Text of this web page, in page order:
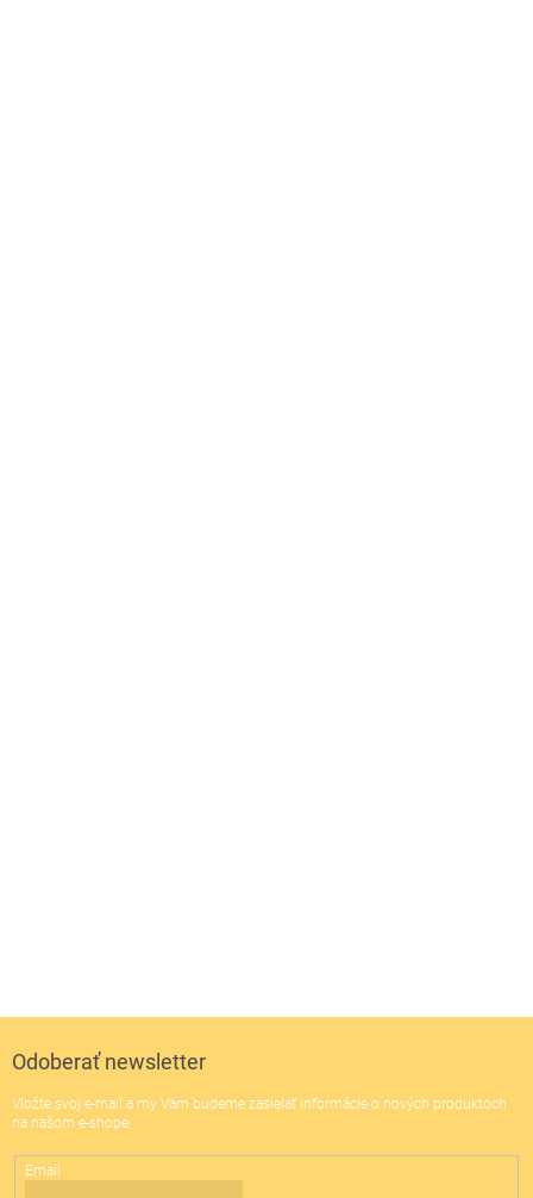
Odoberať newsletter
Vložte svoj e-mail a my Vám budeme zasielať informácie o nových produktoch
na našom e-shope.
Email